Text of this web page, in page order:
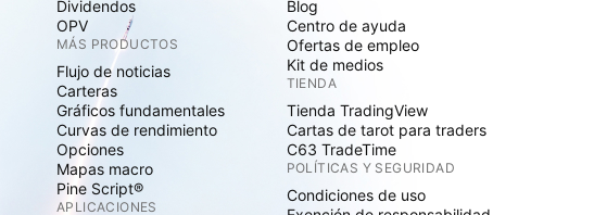
Dividendos
OPV
MÁS PRODUCTOS
Flujo de noticias
Carteras
Gráficos fundamentales
Curvas de rendimiento
Opciones
Mapas macro
Pine Script®
APLICACIONES
Blog
Centro de ayuda
Ofertas de empleo
Kit de medios
TIENDA
Tienda TradingView
Cartas de tarot para traders
C63 TradeTime
POLÍTICAS Y SEGURIDAD
Condiciones de uso